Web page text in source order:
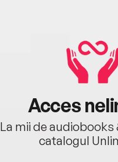
Acces
La mii de audiobooks
catalogul